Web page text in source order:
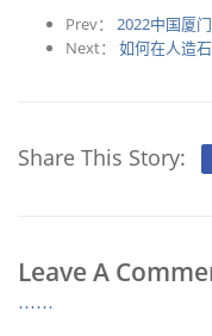
Prev： 2022中国厦
Next： 如何在人造
Share This Story:
Leave A